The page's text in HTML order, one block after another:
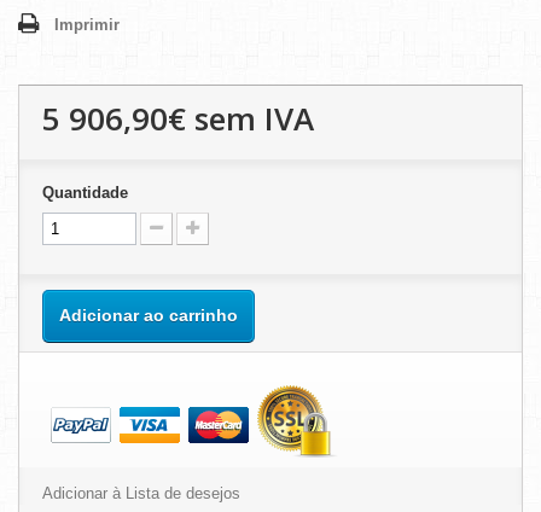
Imprimir
5 906,90€ sem IVA
Quantidade
Adicionar ao carrinho
Adicionar à Lista de desejos